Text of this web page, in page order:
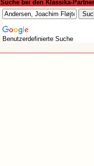
Suche bei den Klassika-
Benutzerdefinierte Suche